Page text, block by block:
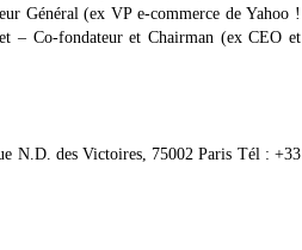
Général (ex VP e-commerce de Yahoo !
– Co-fondateur et Chairman (ex CEO et
N.D. des Victoires, 75002 Paris Tél : +33